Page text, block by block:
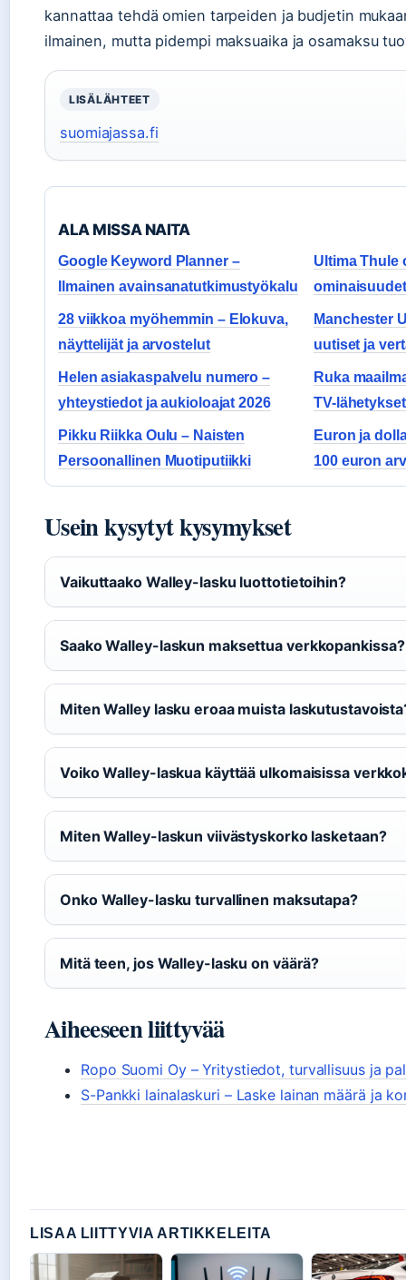
kannattaa tehdä omien tarpeiden ja budjetin
ilmainen, mutta pidempi maksuaika ja osamaksu
LISÄLÄHTEET
suomiajassa.fi
ALA MISSA NAITA
Google Keyword Planner –
Ilmainen avainsanatutkimustyökalu
Ultima Thule
28 viikkoa myöhemmin – Elokuva,
näyttelijät ja arvostelut
Manchester
uutiset ja
Helen asiakaspalvelu numero –
yhteystiedot ja aukioloajat 2026
Ruka
TV-
Pikku Riikka Oulu – Naisten
Persoonallinen Muotiputiikki
Euron ja
100 euron
Usein kysytyt kysymykset
Vaikuttaako Walley-lasku luottotietoihin?
Saako Walley-laskun maksettua verkkopankissa?
Miten Walley lasku eroaa muista
Voiko Walley-laskua käyttää ulkomaisissa
Miten Walley-laskun viivästyskorko lasketaan?
Onko Walley-lasku turvallinen maksutapa?
Mitä teen, jos Walley-lasku on väärä?
Aiheeseen liittyvää
Ropo Suomi Oy – Yritystiedot, turvallisuus ja
S-Pankki lainalaskuri – Laske lainan määrä ja
LISAA LIITTYVIA ARTIKKELEITA